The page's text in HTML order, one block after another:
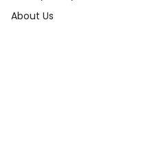
About Us